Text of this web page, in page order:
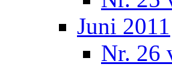
Juni 2011
Nr. 26